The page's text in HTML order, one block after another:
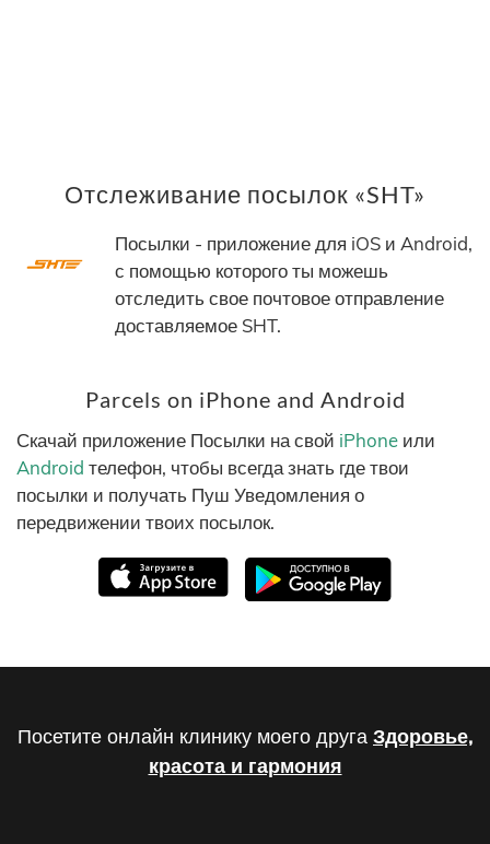
Отслеживание посылок «SHT»
Посылки - приложение для iOS и Android,
с помощью которого ты можешь
отследить свое почтовое отправление
доставляемое SHT.
Parcels on iPhone and Android
Скачай приложение Посылки на свой iPhone или
Android телефон, чтобы всегда знать где твои
посылки и получать Пуш Уведомления о
передвижении твоих посылок.
Посетите онлайн клинику моего друга Здоровье,
красота и гармония